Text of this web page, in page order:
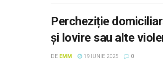
Percheziție
și lovire sau alte
DE EMM 19 IUNIE 2025 0